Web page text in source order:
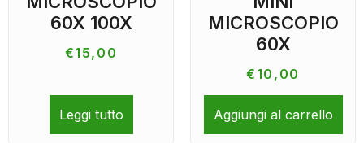
60X 100X
€15,00
Leggi tutto
MICROSCOPIO
60X
€ 10,00
Aggiungi al carrello